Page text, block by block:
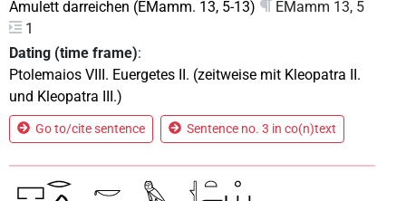
Amulett darreichen (EMamm. 13, 5-13)
EMamm 13, 5
1
Dating (time frame):
Ptolemaios VIII. Euergetes II. (zeitweise mit Kleopatra II.
und Kleopatra III.)
Go to/cite sentence Sentence no. 3 in co(n)text